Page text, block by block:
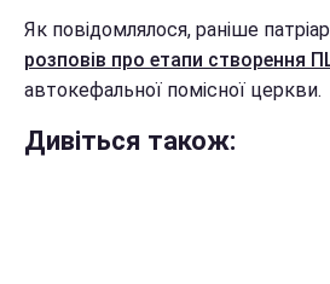
Як повідомлялося, раніше
розповів про етапи створення
автокефальної помісної церкви.
Дивіться також: